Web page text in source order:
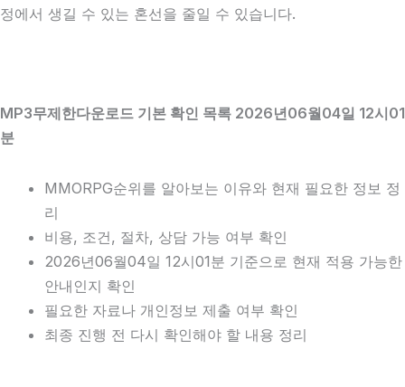
정에서 생길 수 있는 혼선을 줄일 수 있습니다.
MP3무제한다운로드 기본 확인 목록 2026년06월04일 12시01
분
MMORPG순위를 알아보는 이유와 현재 필요한 정보 정
리
비용, 조건, 절차, 상담 가능 여부 확인
2026년06월04일 12시01분 기준으로 현재 적용 가능한
안내인지 확인
필요한 자료나 개인정보 제출 여부 확인
최종 진행 전 다시 확인해야 할 내용 정리